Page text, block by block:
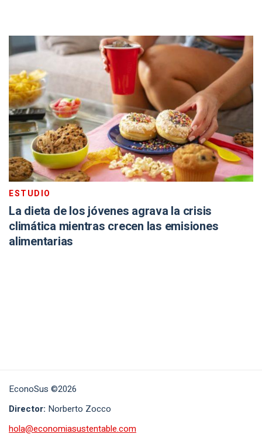
ESTUDIO
La dieta de los jóvenes agrava la crisis
climática mientras crecen las emisiones
alimentarias
EconoSus ©2026
Director: Norberto Zocco
hola@economiasustentable.com